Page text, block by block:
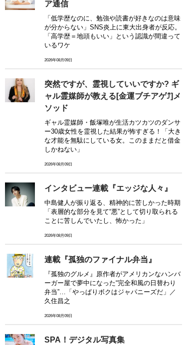
ア通信
「低学歴なのに、勉強や読書が好きなのは意味
が分からない」SNS炎上に東大出身者が反応。
「高学歴＝地頭もいい」という認識が間違って
いるワケ
2026年08月09日
突然ですが、霊視していいですか? ギ
ャル霊媒師が教える[金運ブチアゲ⤴]メ
ソッド
ギャル霊媒師・飯塚唯が生活カツカツのダンサ
ー30歳女性を霊視した結果が怖すぎる！「大き
な才能を無駄にしている女。このままだと借金
しかねない」
2026年08月09日
インタビュー連載『エッジな人々』
中島健人が振り返る、精神的に苦しかった時期
「表層的な部分を見て“悪”として切り取られる
ことに苦しんでいたし、怖かった」
2026年08月09日
連載『孤独のファイナル弁当』
『孤独のグルメ』原作者がアメリカンなハンバ
ーガー屋で夢中になった“完全和風の日替わり
弁当”…「やっぱりボクはジャパニーズだ」／
久住昌之
2026年08月09日
SPA！デジタル写真集